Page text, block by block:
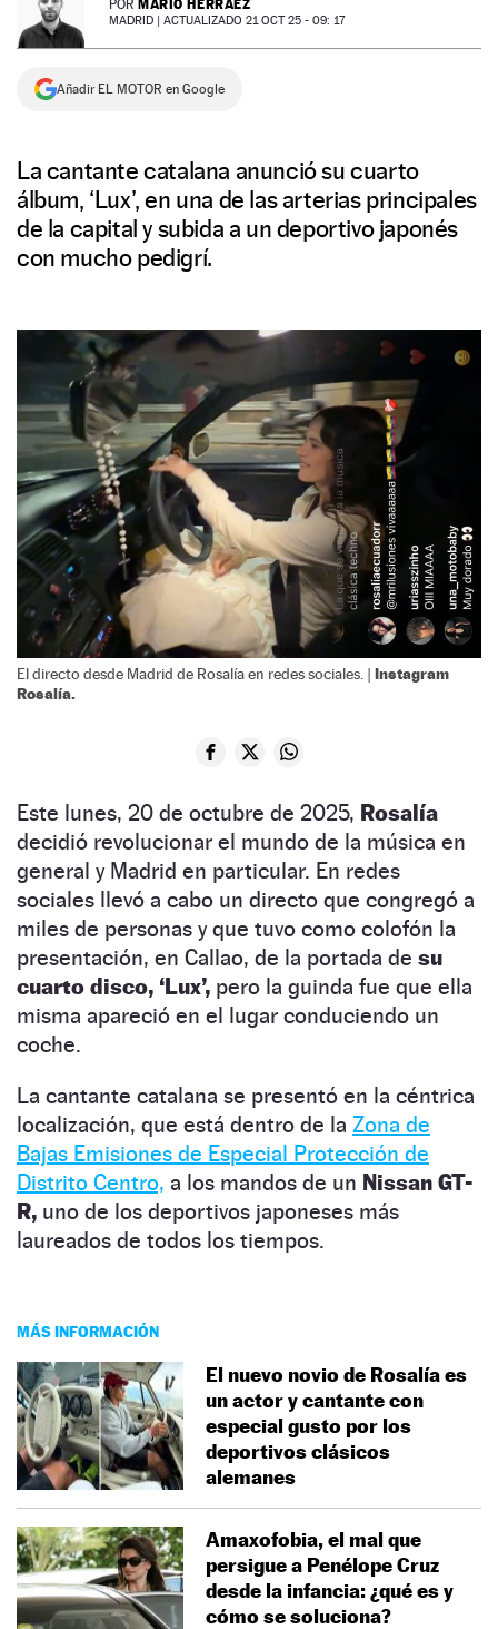
NEWSLETTER
SÍGUENOS
POR MARIO HERRÁEZ
MADRID | ACTUALIZADO 21 OCT 25 - 09: 17
Añadir EL MOTOR en Google
La cantante catalana anunció su cuarto
álbum, ‘Lux’, en una de las arterias principales
de la capital y subida a un deportivo japonés
con mucho pedigrí.
El directo desde Madrid de Rosalía en redes sociales. | Instagram
Rosalía.
Este lunes, 20 de octubre de 2025, Rosalía
decidió revolucionar el mundo de la música en
general y Madrid en particular. En redes
sociales llevó a cabo un directo que congregó a
miles de personas y que tuvo como colofón la
presentación, en Callao, de la portada de su
cuarto disco, ‘Lux’, pero la guinda fue que ella
misma apareció en el lugar conduciendo un
coche.
La cantante catalana se presentó en la céntrica
localización, que está dentro de la Zona de
Bajas Emisiones de Especial Protección de
Distrito Centro, a los mandos de un Nissan GT-
R, uno de los deportivos japoneses más
laureados de todos los tiempos.
MÁS INFORMACIÓN
El nuevo novio de Rosalía es
un actor y cantante con
especial gusto por los
deportivos clásicos
alemanes
Amaxofobia, el mal que
persigue a Penélope Cruz
desde la infancia: ¿qué es y
cómo se soluciona?